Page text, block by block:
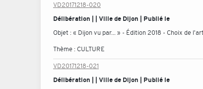
VD20171218-020
Délibération | | Ville de Dijon | Publié le
Objet :« Dijon vu par... » - Édition 2018 - Choix de
Thème : CULTURE
VD20171218-021
Délibération | | Ville de Dijon | Publié le